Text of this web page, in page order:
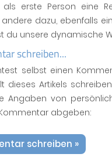
als erste Person eine
andere dazu, ebenfalls
du unsere dynamische
schreiben...
selbst einen
dieses Artikels
Angaben von
abgeben:
schreiben »